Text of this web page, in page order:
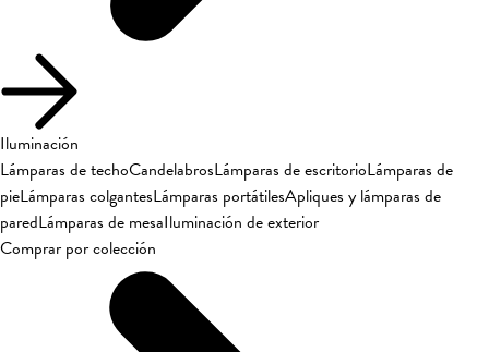
Iluminación
Lámparas de techoCandelabrosLámparas de escritorioLámparas de
pieLámparas colgantesLámparas portátilesApliques y lámparas de
paredLámparas de mesaIluminación de exterior
Comprar por colección